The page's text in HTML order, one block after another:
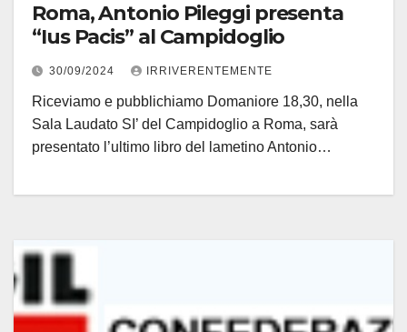
Roma, Antonio Pileggi presenta
“Ius Pacis” al Campidoglio
30/09/2024 IRRIVERENTEMENTE
Riceviamo e pubblichiamo Domaniore 18,30, nella
Sala Laudato SI’ del Campidoglio a Roma, sarà
presentato l’ultimo libro del lametino Antonio…